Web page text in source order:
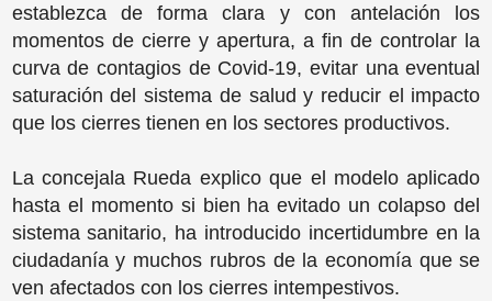
establezca de forma clara y con antelación los
momentos de cierre y apertura, a fin de controlar la
curva de contagios de Covid-19, evitar una eventual
saturación del sistema de salud y reducir el impacto
que los cierres tienen en los sectores productivos.
La concejala Rueda explico que el modelo aplicado
hasta el momento si bien ha evitado un colapso del
sistema sanitario, ha introducido incertidumbre en la
ciudadanía y muchos rubros de la economía que se
ven afectados con los cierres intempestivos.